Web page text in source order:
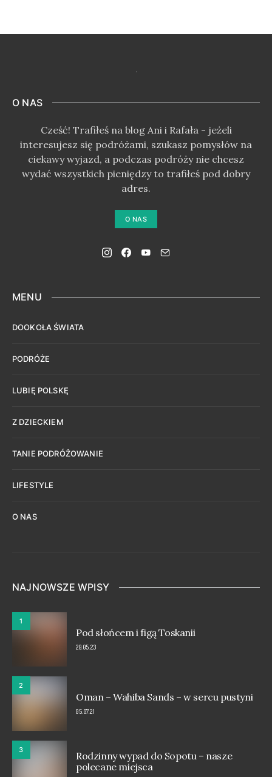
O NAS
Cześć! Trafiłeś na blog Ani i Rafała - jeżeli
interesujesz się podróżami, szukasz pomysłów na
ciekawy wyjazd, a podczas podróży nie chcesz
wydać wszystkich pieniędzy to trafiłeś pod dobry
adres.
O NAS
MENU
DOOKOŁA ŚWIATA
PODRÓŻE
LUBIĘ POLSKĘ
Z DZIECKIEM
TANIE PODRÓŻOWANIE
LIFESTYLE
O NAS
NAJNOWSZE WPISY
1
Pod słońcem i figą Toskanii
20.05.23
2
Oman – Wahiba Sands – w sercu pustyni
05.07.21
3
Rodzinny wypad do Sopotu – nasze
polecane miejsca